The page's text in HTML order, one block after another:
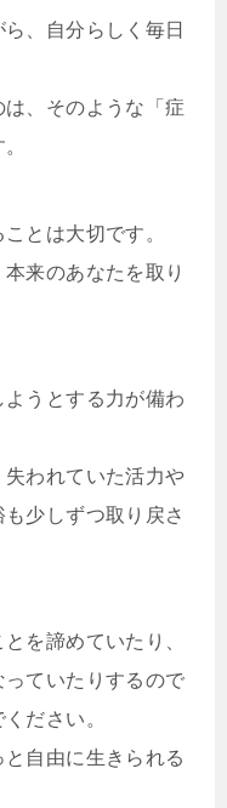
、自分らしく毎日
、そのような「症
とは大切です。
来のあなたを取り
うとする力が備わ
われていた活力や
少しずつ取り戻さ
を諦めていたり、
ていたりするので
ださい。
自由に生きられる